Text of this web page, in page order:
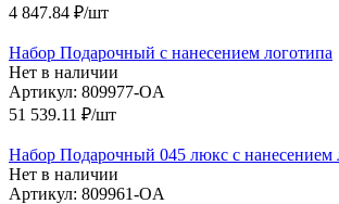
4 847.84 ₽/шт
Набор Подарочный с нанесением логотипа
Нет в наличии
Артикул: 809977-OA
51 539.11 ₽/шт
Набор Подарочный 045 люкс с нанесением
Нет в наличии
Артикул: 809961-OA